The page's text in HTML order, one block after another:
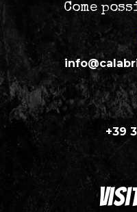
Come
+39